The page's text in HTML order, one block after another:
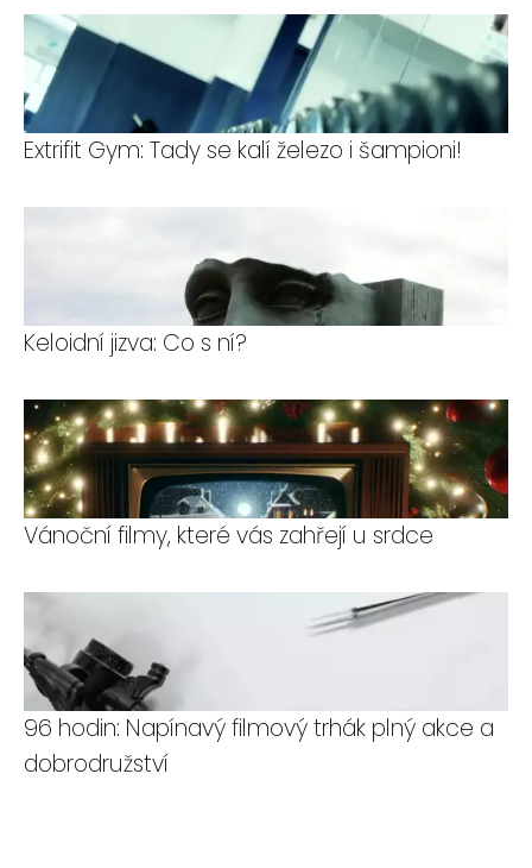
Extrifit Gym: Tady se kalí železo i šampioni!
Keloidní jizva: Co s ní?
Vánoční filmy, které vás zahřejí u srdce
96 hodin: Napínavý filmový trhák plný akce a
dobrodružství